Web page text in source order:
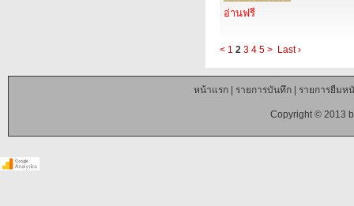
อ่านฟรี
< 1 2 3 4 5 > Last ›
หน้าแรก| รายการบันทึก| รายการยืมห
Copyright © 2013